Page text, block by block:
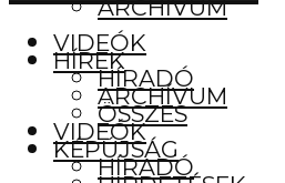
ARCHÍVUM
VIDEÓK
HÍRADÓ
ÖSSZES
KÉPÚJSÁG
HÍREK
ARCHÍVUM
VIDEÓK
HÍRADÓ